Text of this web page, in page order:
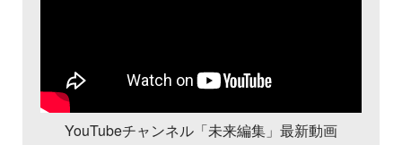
YouTubeチャンネル「未来編集」最新動画